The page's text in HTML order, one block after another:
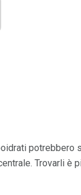
potrebbero
Trovarli è